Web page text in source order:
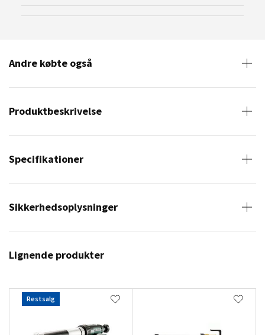
Andre købte også
Produktbeskrivelse
Specifikationer
Sikkerhedsoplysninger
Lignende produkter
Restsalg